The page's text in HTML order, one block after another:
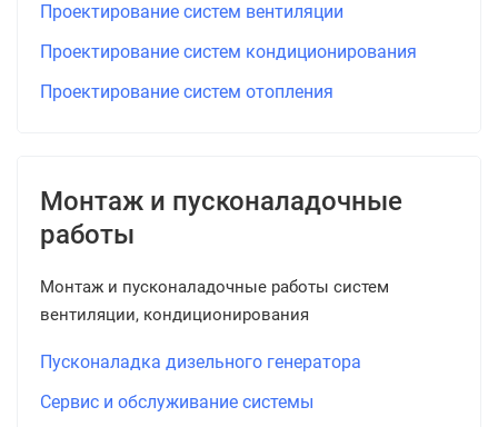
Проектирование систем вентиляции
Проектирование систем кондиционирования
Проектирование систем отопления
Монтаж и пусконаладочные
работы
Монтаж и пусконаладочные работы систем
вентиляции, кондиционирования
Пусконаладка дизельного генератора
Сервис и обслуживание системы